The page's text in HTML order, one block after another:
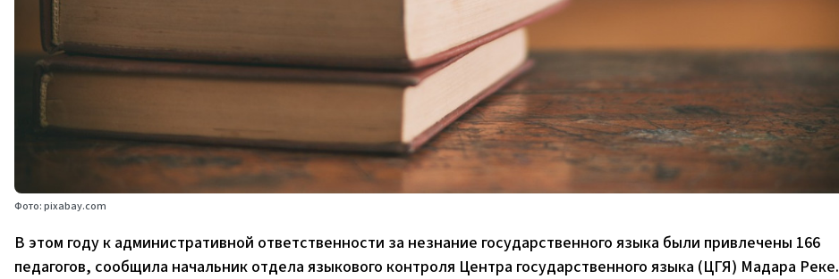
Фото: pixabay.com
В этом году к административной ответственности за незнание государственного языка были привлечены 166
педагогов, сообщила начальник отдела языкового контроля Центра государственного языка (ЦГЯ) Мадара Реке.